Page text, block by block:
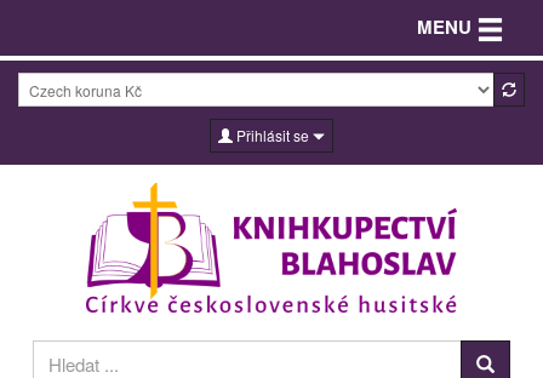
Přihlásit se
MENU Toggle